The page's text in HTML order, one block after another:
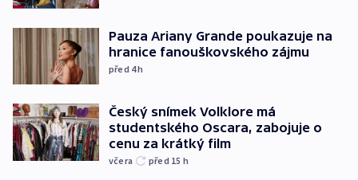
Pauza Ariany Grande poukazuje na
hranice fanouškovského zájmu
před 4h
Český snímek Volklore má
studentského Oscara, zabojuje o
cenu za krátký film
včera před 15 h